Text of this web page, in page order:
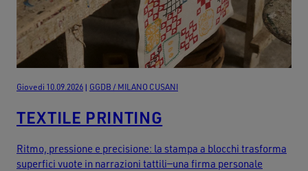
Giovedi 10.09.2026 | GGDB / MILANO CUSANI
TEXTILE PRINTING
Ritmo, pressione e precisione: la stampa a blocchi trasforma
superfici vuote in narrazioni tattili—una firma personale